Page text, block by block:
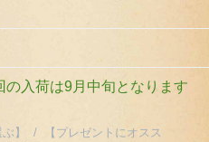
入荷は9月中旬となります
】 /
【プレゼントにオスス